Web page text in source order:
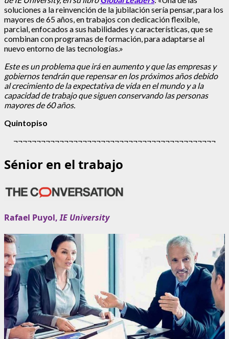
soluciones a la reinvención de la jubilación sería pensar, para los
mayores de 65 años, en trabajos con dedicación flexible,
parcial, enfocados a sus habilidades y características, que se
combinan con programas de formación, para adaptarse al
nuevo entorno de las tecnologías.»
Este es un problema que irá en aumento y que las empresas y
gobiernos tendrán que repensar en los próximos años debido
al crecimiento de la expectativa de vida en el mundo y a la
capacidad de trabajo que siguen conservando las personas
mayores de 60 años.
Quintopiso
¬¬¬¬¬¬¬¬¬¬¬¬¬¬¬¬¬¬¬¬¬¬¬¬¬¬¬¬¬¬¬¬¬¬¬¬¬¬¬¬¬¬¬¬
Sénior en el trabajo
Rafael Puyol,IE University